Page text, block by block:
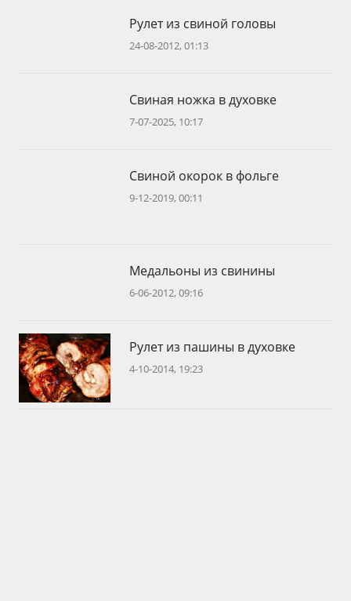
Рулет из свиной головы
24-08-2012, 01:13
Свиная ножка в духовке
7-07-2025, 10:17
Свиной окорок в фольге
9-12-2019, 00:11
Медальоны из свинины
6-06-2012, 09:16
Рулет из пашины в духовке
4-10-2014, 19:23